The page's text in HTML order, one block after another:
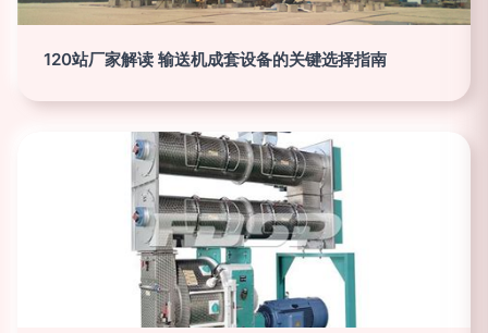
120站厂家解读 输送机成套设备的关键选择指南